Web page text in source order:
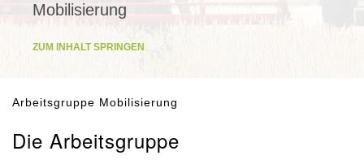
Mobilisierung
ZUM INHALT SPRINGEN
Arbeitsgruppe Mobilisierung
Die Arbeitsgruppe